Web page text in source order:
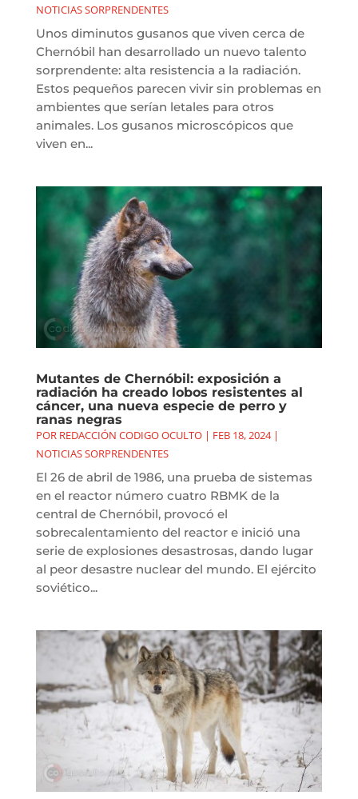
NOTICIAS SORPRENDENTES
Unos diminutos gusanos que viven cerca de
Chernóbil han desarrollado un nuevo talento
sorprendente: alta resistencia a la radiación.
Estos pequeños parecen vivir sin problemas en
ambientes que serían letales para otros
animales. Los gusanos microscópicos que
viven en...
Mutantes de Chernóbil: exposición a
radiación ha creado lobos resistentes al
cáncer, una nueva especie de perro y
ranas negras
POR REDACCIÓN CODIGO OCULTO| FEB 18, 2024|
NOTICIAS SORPRENDENTES
El 26 de abril de 1986, una prueba de sistemas
en el reactor número cuatro RBMK de la
central de Chernóbil, provocó el
sobrecalentamiento del reactor e inició una
serie de explosiones desastrosas, dando lugar
al peor desastre nuclear del mundo. El ejército
soviético...